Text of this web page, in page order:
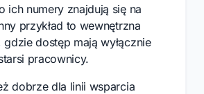
ich numery znajdują się na
przykład to wewnętrzna
gdzie dostęp mają wyłącznie
pracownicy.
dobrze dla linii wsparcia